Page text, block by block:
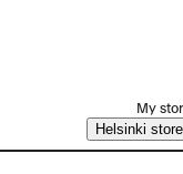
My
Helsinki store